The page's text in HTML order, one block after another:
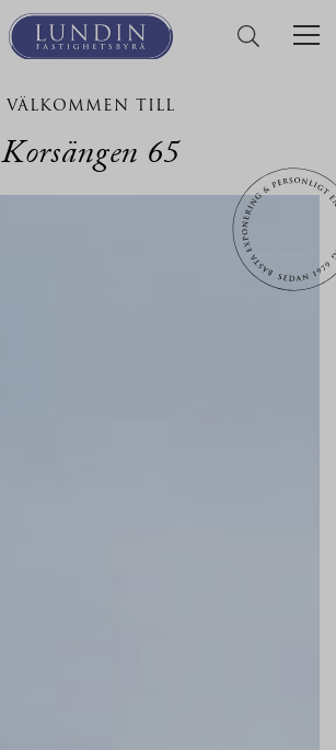
VÄLKOMMEN TILL
Korsängen 65